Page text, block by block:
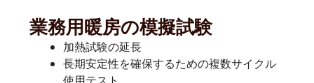
業務用暖房の模擬試験
加熱試験の延長
長期安定性を確保するための複数サイクル